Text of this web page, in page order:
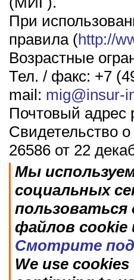
При
правила (http://
Возрастные
Тел. / факс: +7
mail: mig@insur-
Почтовый адрес
Свидетельство
26586 от 22
Мы
социальных
файлов cookie
Смотрите
We use